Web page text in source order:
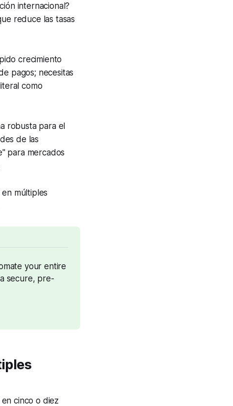
internacional?
reduce las tasas
crecimiento
pagos; necesitas
como
robusta para el
de las
para mercados
múltiples
your entire
secure, pre-
cinco o diez